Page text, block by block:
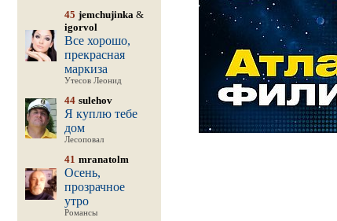
45 jemchujinka&
igorvol
Все хорошо,
прекрасная
маркиза
Утесов Леонид
44 sulehov
Я куплю тебе
дом
Лесоповал
41 mranatolm
Осень,
прозрачное
утро
Романсы